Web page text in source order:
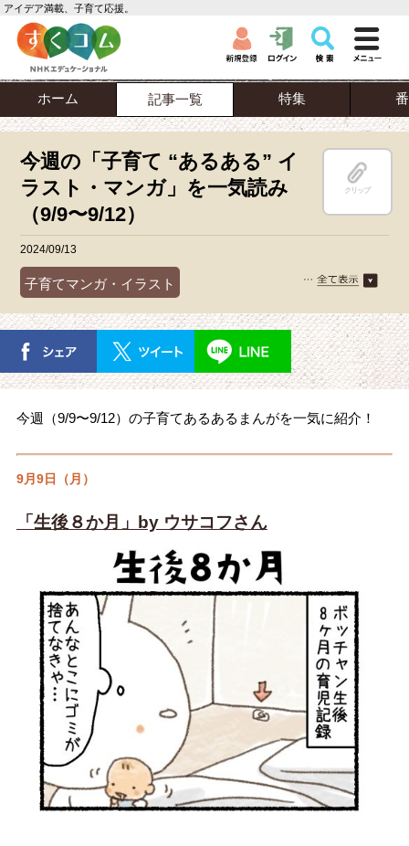
アイデア満載、子育て応援。
ホーム 記事一覧 特集
今週の「子育て “あるある” イ
ラスト・マンガ」を一気読み
（9/9〜9/12）
クリップ
2024/09/13
子育てマンガ・イラスト
今週（9/9〜9/12）の子育てあるあるまんがを一気に紹介！
9月9日（月）
「生後８か月」by ウサコフさん